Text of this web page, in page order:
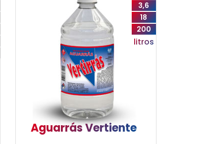
3,6
18
200
litros
Aguarrás Vertiente